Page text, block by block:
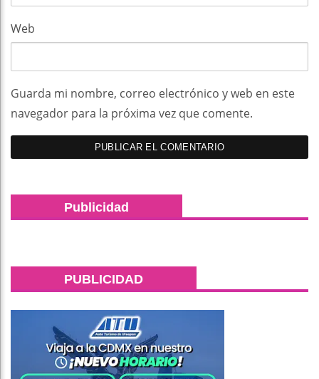
Web
Guarda mi nombre, correo electrónico y web en este
navegador para la próxima vez que comente.
Publicidad
PUBLICIDAD